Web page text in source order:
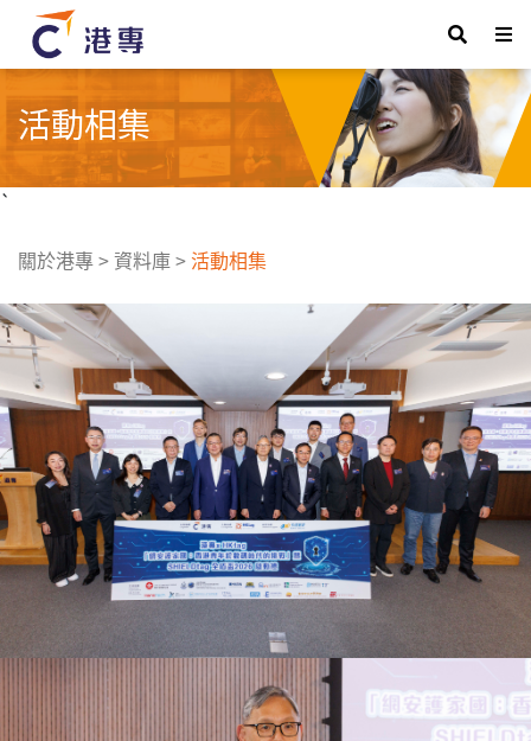
活動相集
`
關於港專>資料庫>活動相集